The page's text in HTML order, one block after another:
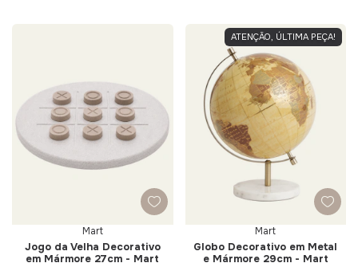
Mart
Jogo da Velha Decorativo
em Mármore 27cm - Mart
ATENÇÃO, ÚLTIMA PEÇA!
Mart
Globo Decorativo em Metal
e Mármore 29cm - Mart